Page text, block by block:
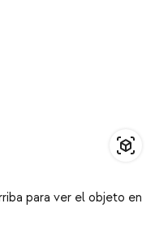
para ver el objeto en